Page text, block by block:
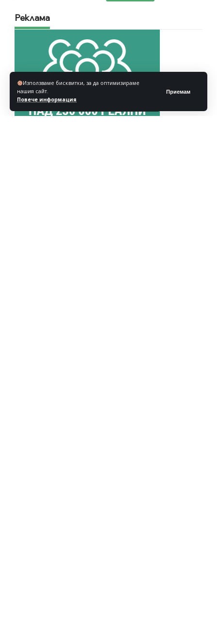
Използваме бисквитки, за да оптимизираме
нашия сайт.
Повече информация
Приемам
Реклама